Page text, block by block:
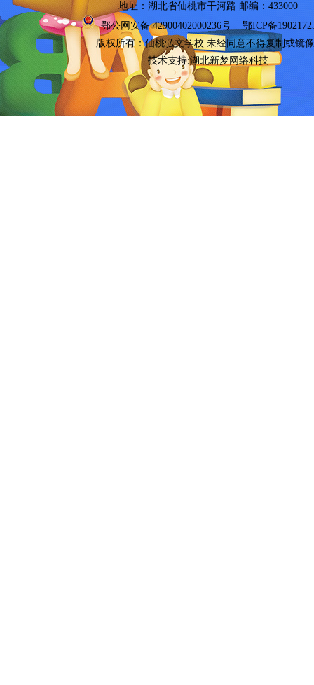
地址：湖北省仙桃市干河路 邮编：433000
鄂公网安备 42900402000236号 鄂ICP备
版权所有：仙桃弘文学校 未经同意不得复制或镜
技术支持:湖北新梦网络科技